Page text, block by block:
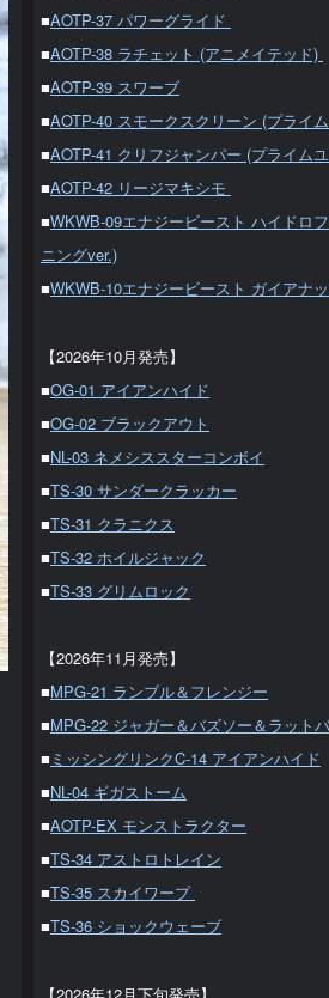
■AOTP-37 パワーグライド
■AOTP-38 ラチェット (アニメイテッド)
■AOTP-39 スワーブ
■AOTP-40 スモークスクリーン (プライ
■AOTP-41 クリフジャンパー (プライム
■AOTP-42 リージマキシモ
■WKWB-09エナジービースト ハイドロ
ニングver.)
■WKWB-10エナジービースト ガイアナ
【2026年10月発売】
■OG-01 アイアンハイド
■OG-02 ブラックアウト
■NL-03 ネメシススターコンボイ
■TS-30 サンダークラッカー
■TS-31 クラニクス
■TS-32 ホイルジャック
■TS-33 グリムロック
【2026年11月発売】
■MPG-21 ランブル＆フレンジー
■MPG-22 ジャガー＆バズソー＆ラット
■ ミッシングリンクC-14 アイアンハイド
■NL-04 ギガストーム
■AOTP-EX モンストラクター
■TS-34 アストロトレイン
■TS-35 スカイワープ
■TS-36 ショックウェーブ